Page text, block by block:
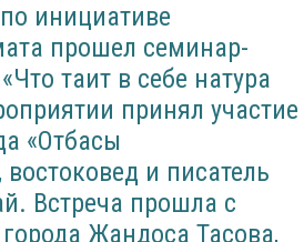
инициативе
прошел семинар-
таит в себе натура
принял участие
«Отбасы
и писатель
Встреча прошла с
Жандоса Тасова,